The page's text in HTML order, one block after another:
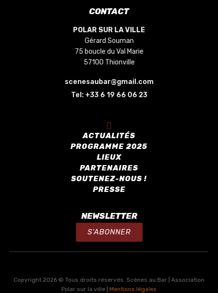
CONTACT
POLAR SUR LA VILLE
Gérard Souman
75 boucle du Val Marie
57100 Thionville
scenesaubar@gmail.com
Tel: +33 6 19 66 06 23
ACTUALITÉS
PROGRAMME 2025
LIEUX
PARTENAIRES
SOUTENEZ-NOUS !
PRESSE
NEWSLETTER
S'ABONNER
Copyright 2026 © Tous droits réservés. Scènes au Bar | Association
Polar sur la ville | Mentions légales